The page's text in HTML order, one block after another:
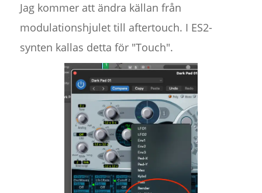
Jag kommer att ändra källan från
modulationshjulet till aftertouch. I ES2-
synten kallas detta för "Touch".